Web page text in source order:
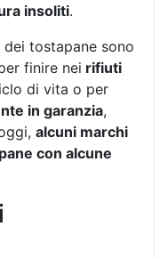
insoliti.
tostapane sono
finire nei rifiuti
di vita o per
in garanzia,
alcuni marchi
con alcune